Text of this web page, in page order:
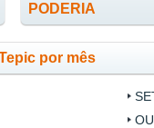
PODERIA
por mês